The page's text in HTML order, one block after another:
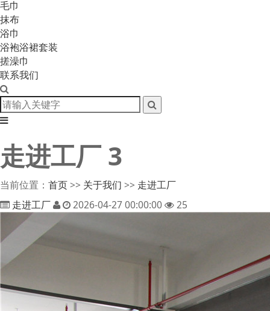
毛巾
抹布
浴巾
浴袍浴裙套装
搓澡巾
联系我们
走进工厂 3
当前位置： 首页>> 关于我们 >> 走进工厂
走进工厂
2026-04-27 00:00:00 25